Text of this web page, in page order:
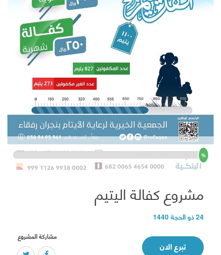
%
مشروع كفالة اليتيم
24 ذو الحجة 1440
تبرع الان
مشاركة المشروع